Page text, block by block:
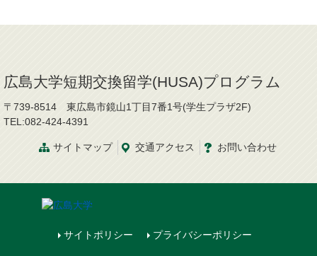
広島大学短期交換留学(HUSA)プログラム
〒739-8514 東広島市鏡山1丁目7番1号(学生プラザ2F)
TEL:082-424-4391
サイトマップ 交通アクセス お問い合わせ
サイトポリシー プライバシーポリシー